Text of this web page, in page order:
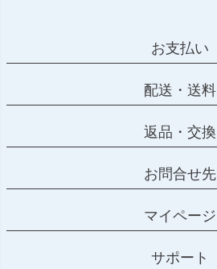
お支払い
配送・送料
返品・交換
お問合せ先
マイページ
サポート